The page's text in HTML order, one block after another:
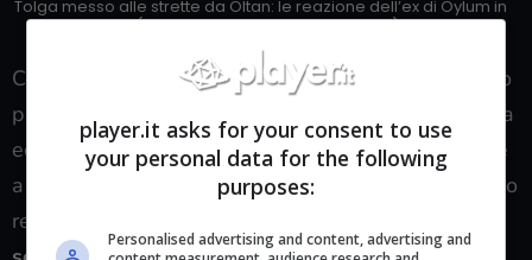
Tolga messo alle strette da Oltan: le reazione dell’ex di Oylum in
Tradimento (Foto: YouTube @mediasetinfinity) – player.it
Con lo sfratto, Oltan cercherà di mettere Tolga sotto
pressione, sperando che le difficoltà anche di natura
economica possano costringerlo a chiedergli aiuto e
a diventare una pedina nelle sue mani. Ma il ragazzo
reagirà diversamente: sceglierà di
player.it asks for your consent to use
your personal data for the following
purposes:
Personalised advertising and content, advertising and